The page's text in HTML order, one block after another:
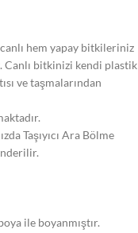
hem yapay bitkileriniz
Canlı bitkinizi kendi plastik
ve taşmalarından
Taşıyıcı Ara Bölme
ile boyanmıştır.